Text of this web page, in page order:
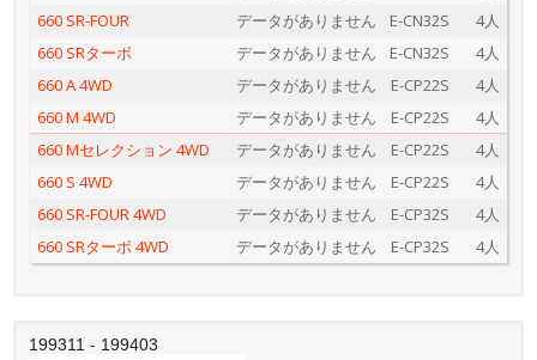
660 SR-FOUR
データがありません E-CN32S
4人
660 SRターボ
データがありません E-CN32S
4人
660 A 4WD
データがありません E-CP22S
4人
660 M 4WD
データがありません E-CP22S
4人
660 Mセレクション 4WD
データがありません E-CP22S
4人
660 S 4WD
データがありません E-CP22S
4人
660 SR-FOUR 4WD
データがありません E-CP32S
4人
660 SRターボ 4WD
データがありません E-CP32S 4人
199311 - 199403